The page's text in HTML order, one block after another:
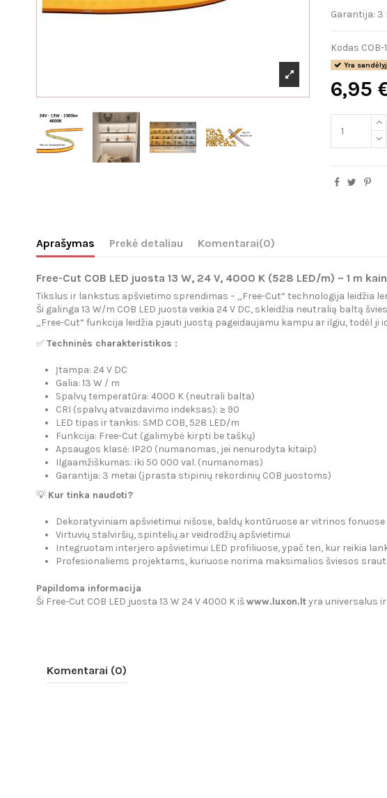
Garantija: 3
Kodas COB-
Yra
6,95
Aprašymas Prekė detaliau Komentarai(0)
Free-Cut COB LED juosta 13 W, 24 V, 4000 K (528 LED/m) – 1 m
Tikslus ir lankstus apšvietimo sprendimas – „Free-Cut“ technologija leidžia
Ši galinga 13 W/m COB LED juosta veikia 24 V DC, skleidžia neutralią baltą
„Free-Cut“ funkcija leidžia pjauti juostą pageidaujamu kampu ar ilgiu, todėl
✅Techninės charakteristikos :
Įtampa: 24 V DC
Galia: 13 W / m
Spalvų temperatūra: 4000 K (neutrali balta)
CRI (spalvų atvaizdavimo indeksas): ≥ 90
LED tipas ir tankis: SMD COB, 528 LED/m
Funkcija: Free-Cut (galimybė kirpti be taškų)
Apsaugos klasė: IP20 (numanomas, jei nenurodyta kitaip)
Ilgaamžiškumas: iki 50 000 val. (numanomas)
Garantija: 3 metai (įprasta stipinių rekordinių COB juostoms)
💡 Kur tinka naudoti?
Dekoratyviniam apšvietimui nišose, baldų kontūruose ar vitrinos fonuose
Virtuvių stalviršių, spintelių ar veidrodžių apšvietimui
Integruotam interjero apšvietimui LED profiliuose, ypač ten, kur reikia
Profesionaliems projektams, kuriuose norima maksimalios šviesos
Papildoma informacija
Ši Free-Cut COB LED juosta 13 W 24 V 4000 K išwww.luxon.ltyra universalus
Komentarai (0)